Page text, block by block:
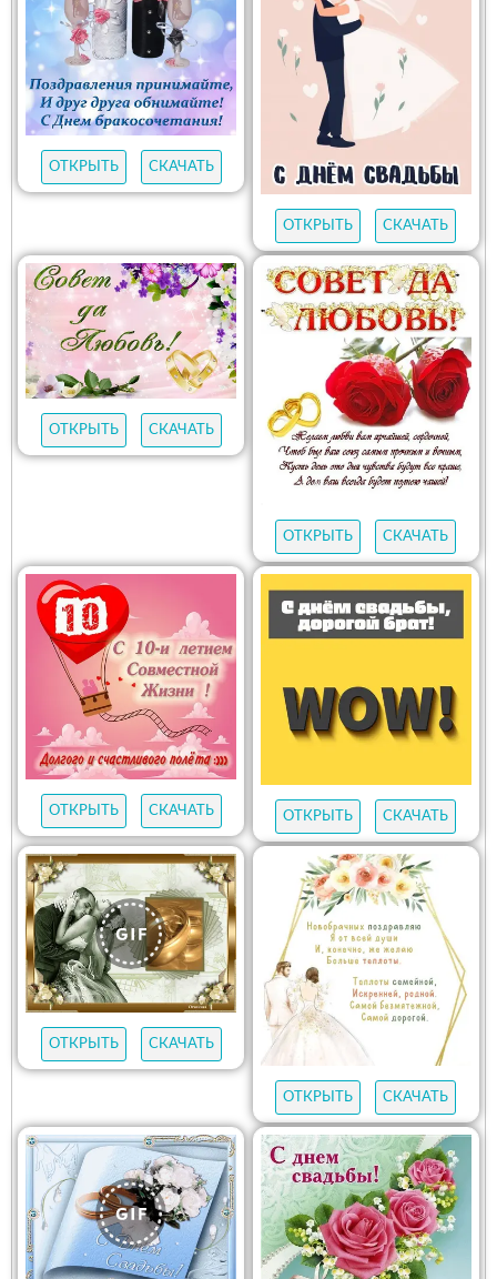
ОТКРЫТЬ СКАЧАТЬ
ОТКРЫТЬ СКАЧАТЬ
ОТКРЫТЬ СКАЧАТЬ
ОТКРЫТЬ СКАЧАТЬ
ОТКРЫТЬ СКАЧАТЬ ОТКРЫТЬ СКАЧАТЬ
ОТКРЫТЬ СКАЧАТЬ
ОТКРЫТЬ СКАЧАТЬ